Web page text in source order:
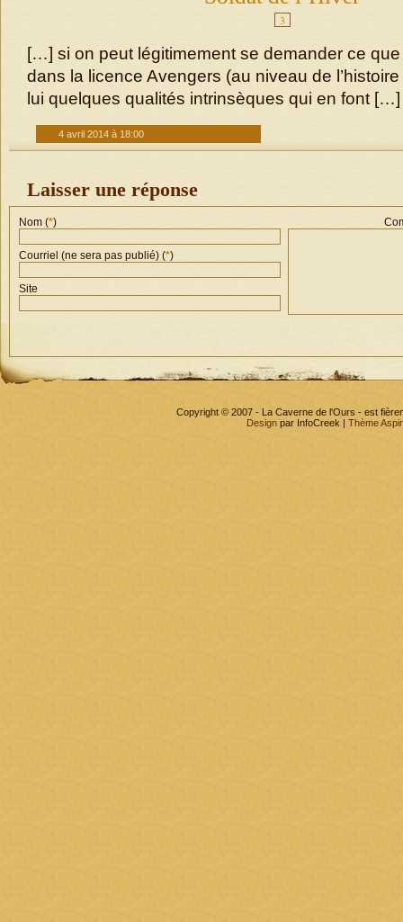
3
[…] si on peut légitimement se demander ce
dans la licence Avengers (au niveau de
lui quelques qualités intrinsèques qui en font […]
4 avril 2014 à 18:00
Laisser une réponse
Nom (*)
Courriel (ne sera pas publié) (*)
Site
Copyright © 2007 - La Caverne de l'Ours - est
Design par InfoCreek | Thème